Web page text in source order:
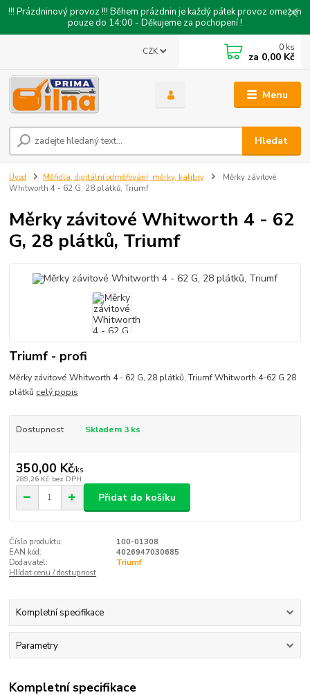
!!! Prázdninový provoz !!! Během prázdnin je každý pátek provoz omezen
pouze do 14:00 - Děkujeme za pochopení !
Menu
CZK
Hledat
0 ks
za 0,00 Kč
Úvod Měřidla, digitální odměřování, měrky, kalibry
Měrky závitové
Whitworth 4 - 62 G, 28 plátků, Triumf
Měrky závitové Whitworth 4 - 62
G, 28 plátků, Triumf
Triumf - profi
Měrky závitové Whitworth 4 - 62 G, 28 plátků, Triumf Whitworth 4-62 G 28
plátků celý popis
Dostupnost Skladem 3 ks
350,00 Kč/ks
289,26 Kč bez DPH
Přidat do košíku
Číslo produktu:
100-01308
EAN kód:
4026947030685
Dodavatel:
Triumf
Hlídat cenu / dostupnost
Kompletní specifikace
Parametry
Kompletní specifikace